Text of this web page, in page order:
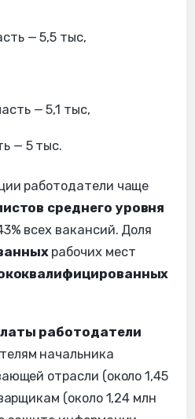
— 5,5 тыс,
— 5,1 тыс,
— 5 тыс.
работодатели чаще
среднего уровня
всех вакансий. Доля
рабочих мест
работодатели
начальника
отрасли (около 1,45
(около 1,24 млн